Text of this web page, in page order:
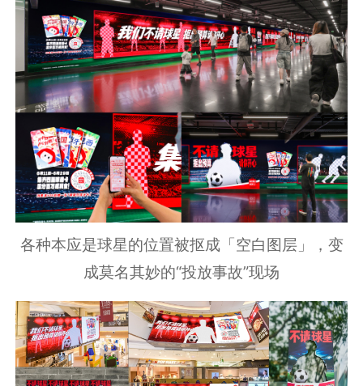
各种本应是球星的位置被抠成「空白图层」，变
成莫名其妙的“投放事故”现场